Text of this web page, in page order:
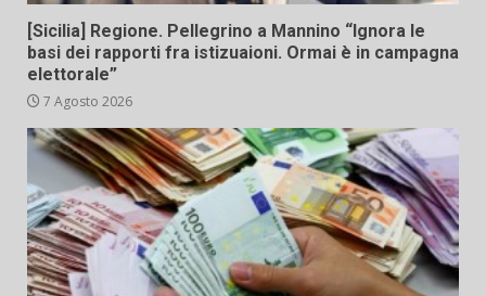
[Sicilia] Regione. Pellegrino a Mannino “Ignora le
basi dei rapporti fra istizuaioni. Ormai è in campagna
elettorale”
7 Agosto 2026